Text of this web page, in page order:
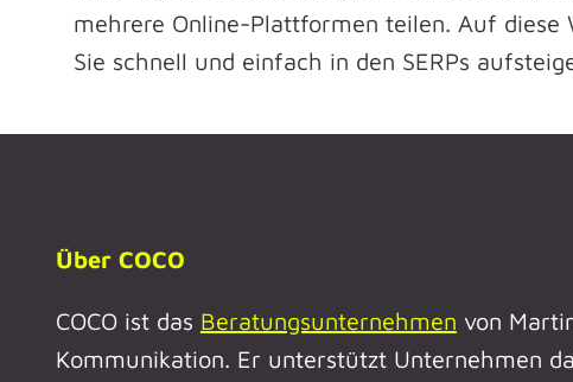
mehrere Online-Plattformen teilen. Auf diese
Sie schnell und einfach in den SERPs
Über COCO
COCO ist das Beratungsunternehmen von
Kommunikation. Er unterstützt Unternehmen